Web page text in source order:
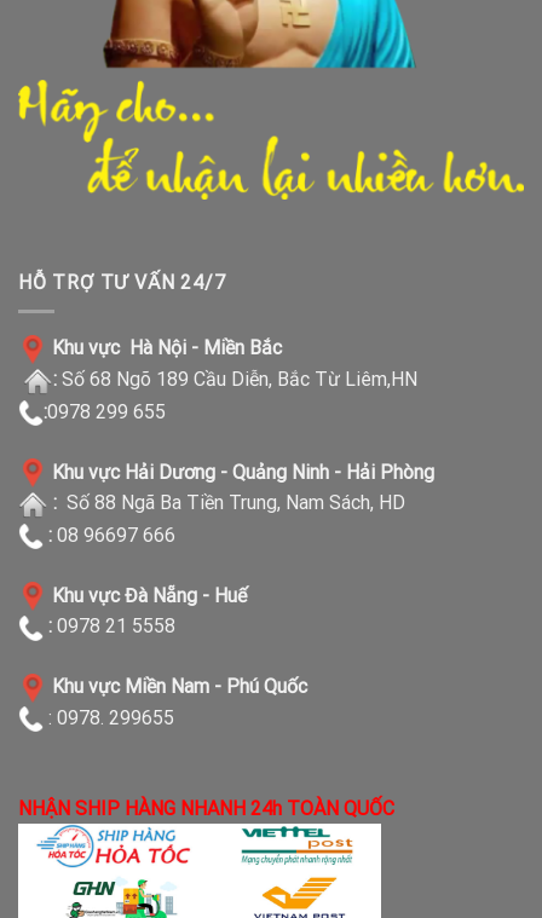
HỖ TRỢ TƯ VẤN 24/7
Khu vực Hà Nội - Miền Bắc
: Số 68 Ngõ 189 Cầu Diễn, Bắc Từ Liêm,HN
:0978 299 655
Khu vực Hải Dương - Quảng Ninh - Hải Phòng
: Số 88 Ngã Ba Tiền Trung, Nam Sách, HD
: 08 96697 666
Khu vực Đà Nẵng - Huế
: 0978 21 5558
Khu vực Miền Nam - Phú Quốc
: 0978. 299655
NHẬN SHIP HÀNG NHANH 24h TOÀN QUỐC